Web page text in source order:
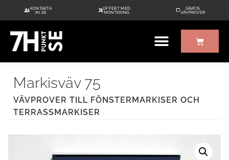
KONTAKTA
7H.SE
OFFERT MED
MONTERING
GRATIS
VÄVPROVER
Markisväv 75
VÄVPROVER TILL FÖNSTERMARKISER OCH
TERRASSMARKISER